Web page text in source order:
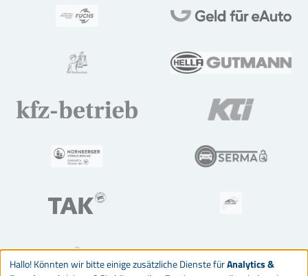
Hallo! Könnten wir bitte einige zusätzliche Dienste fürAnalytics &